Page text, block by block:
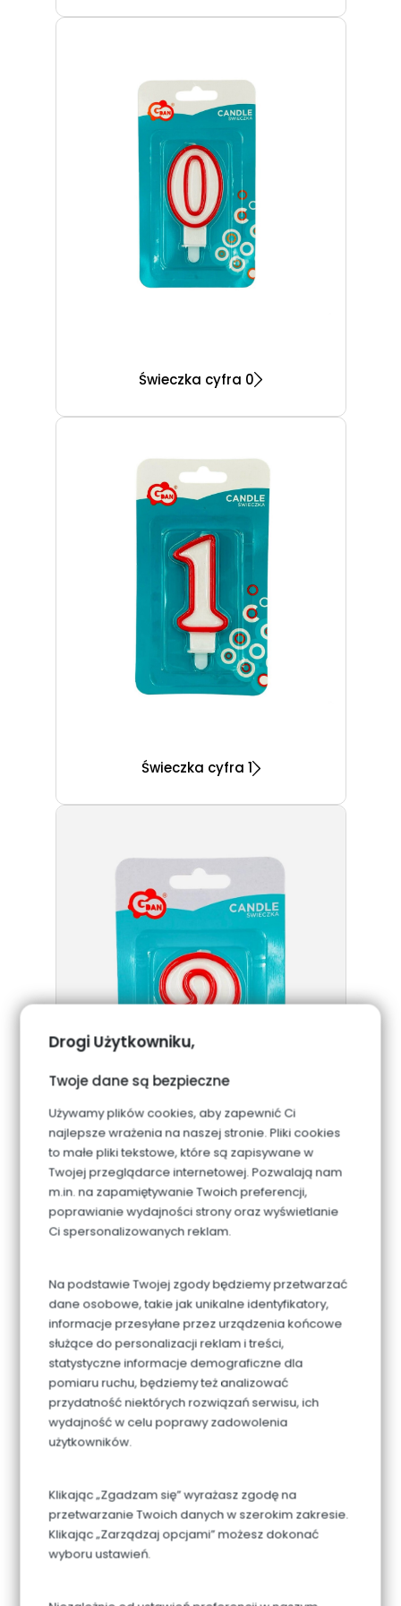
Drogi Użytkowniku,
Twoje dane są bezpieczne
Używamy plików cookies, aby zapewnić Ci
najlepsze wrażenia na naszej stronie. Pliki cookies
to małe pliki tekstowe, które są zapisywane w
Twojej przeglądarce internetowej. Pozwalają nam
m.in. na zapamiętywanie Twoich preferencji,
poprawianie wydajności strony oraz wyświetlanie
Ci spersonalizowanych reklam.
Na podstawie Twojej zgody będziemy przetwarzać
dane osobowe, takie jak unikalne identyfikatory,
informacje przesyłane przez urządzenia końcowe
służące do personalizacji reklam i treści,
statystyczne informacje demograficzne dla
pomiaru ruchu, będziemy też analizować
przydatność niektórych rozwiązań serwisu, ich
wydajność w celu poprawy zadowolenia
użytkowników.
Klikając „Zgadzam się” wyrażasz zgodę na
przetwarzanie Twoich danych w szerokim zakresie.
Klikając „Zarządzaj opcjami” możesz dokonać
wyboru ustawień.
Świeczka cyfra 0
Świeczka cyfra 1
Świeczka cyfra 2